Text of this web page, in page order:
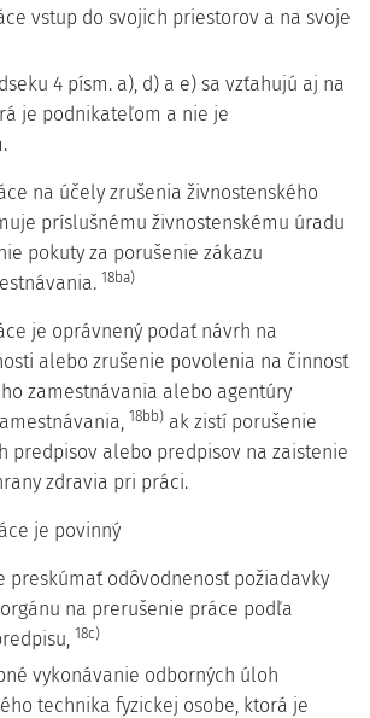
vstup do svojich priestorov a na svoje
4 písm. a), d) a e) sa vzťahujú aj na
je podnikateľom a nie je
na účely zrušenia živnostenského
príslušnému živnostenskému úradu
pokuty za porušenie zákazu
18ba)
je oprávnený podať návrh na
alebo zrušenie povolenia na činnosť
zamestnávania alebo agentúry
18bb) ak zistí porušenie
predpisov alebo predpisov na zaistenie
zdravia pri práci.
je povinný
preskúmať odôvodnenosť požiadavky
na prerušenie práce podľa
18c)
vykonávanie odborných úloh
technika fyzickej osobe, ktorá je